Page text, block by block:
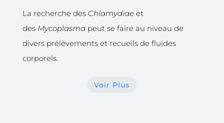
La recherche des Chlamydiaeet
des Mycoplasmapeut se faire au niveau de
divers prélèvements et recueils de fluides
corporels.
Voir Plus